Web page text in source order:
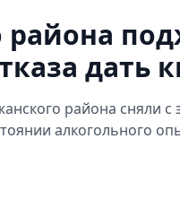
дать
района сняли с
алкогольного